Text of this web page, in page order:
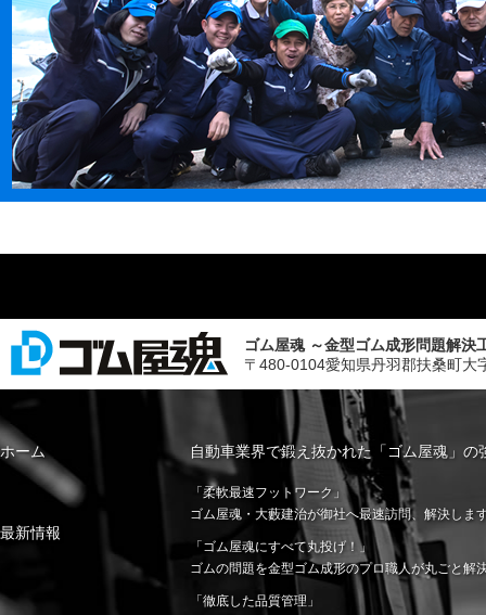
ゴム屋魂 ～金型ゴム成形問題解決
〒480-0104愛知県丹羽郡扶桑町
ホーム
最新情報
自動車業界で鍛え抜かれた「ゴム屋魂」の
「柔軟最速フットワーク」
ゴム屋魂・大藪建治が御社へ最速訪問、解決しま
「ゴム屋魂にすべて丸投げ！」
ゴムの問題を金型ゴム成形のプロ職人が丸ごと解
「徹底した品質管理」